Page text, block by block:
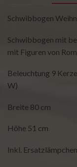
Schwibbogen
Schwibbogen mit
mit Figuren von
Beleuchtung 9
W)
Breite 80 cm
Höhe 51 cm
Inkl. Ersatzlämpchen